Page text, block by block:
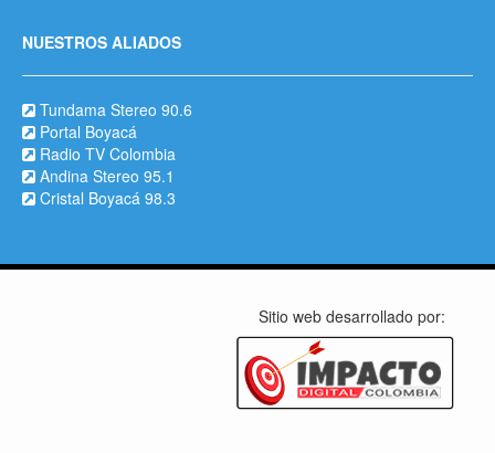
NUESTROS ALIADOS
Tundama Stereo 90.6
Portal Boyacá
Radio TV Colombia
Andina Stereo 95.1
Cristal Boyacá 98.3
Sitio web desarrollado por: